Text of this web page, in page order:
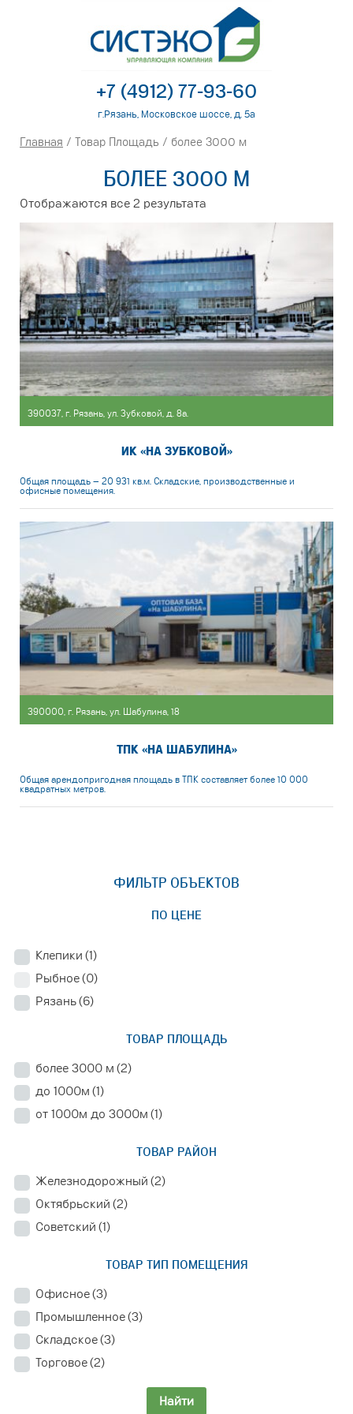
+7 (4912) 77-93-60
г.Рязань, Московское шоссе, д. 5а
Главная / Товар Площадь / более 3000 м
БОЛЕЕ 3000 М
Отображаются все 2 результата
390037, г. Рязань, ул. Зубковой, д. 8а.
ИК «НА ЗУБКОВОЙ»
Общая площадь — 20 931 кв.м. Складские, производственные и
офисные помещения.
390000, г. Рязань, ул. Шабулина, 18
ТПК «НА ШАБУЛИНА»
Общая арендопригодная площадь в ТПК составляет более 10 000
квадратных метров.
ФИЛЬТР ОБЪЕКТОВ
ПО ЦЕНЕ
Клепики (1)
Рыбное(0)
Рязань(6)
ТОВАР ПЛОЩАДЬ
более 3000 м (2)
до 1000м (1)
от 1000м до 3000м (1)
ТОВАР РАЙОН
Железнодорожный (2)
Октябрьский (2)
Советский (1)
ТОВАР ТИП ПОМЕЩЕНИЯ
Офисное(3)
Промышленное(3)
Складское(3)
Торговое(2)
Найти